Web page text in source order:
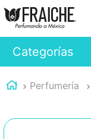
Categorías
Perfumería